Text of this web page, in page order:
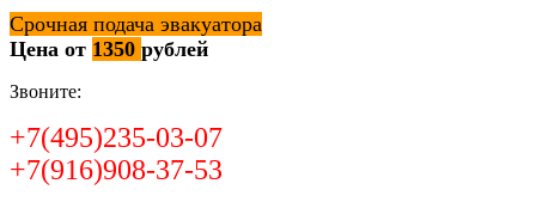
Срочная подача эвакуатора
Цена от 1350 рублей
Звоните:
+7(495)235-03-07
+7(916)908-37-53